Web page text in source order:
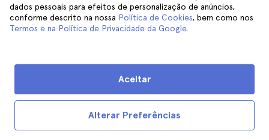
Duração:
12 hours
Excursão a Antuérpia a partir de
420 avaliações
dados pessoais para efeitos de personalização de anúncios,
conforme descrito na nossa Política de Cookies, bem como nos
Termos e na Política de Privacidade da Google.
Alterar Preferências
Aceitar